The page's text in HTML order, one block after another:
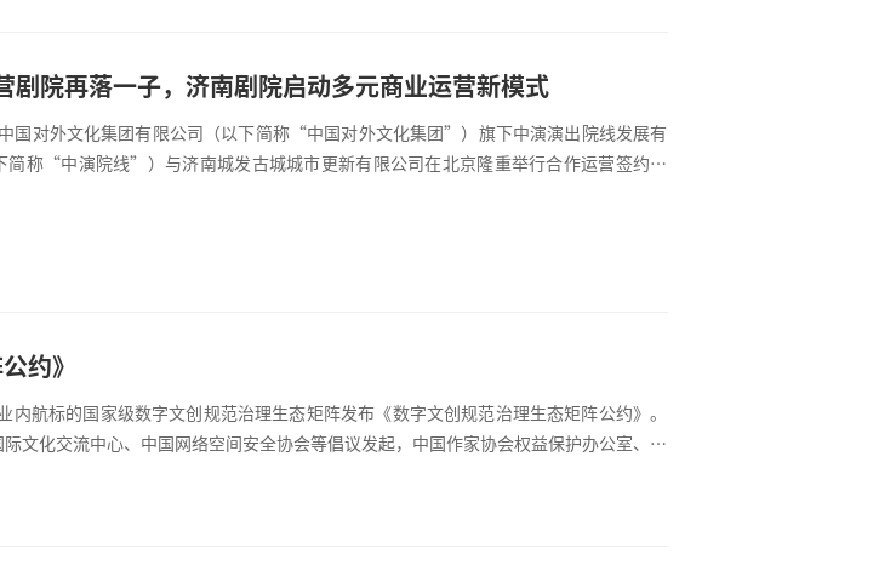
剧院再落一子，济南剧院启动多元商业运营新模式
国对外文化集团有限公司（以下简称“中国对外文化集团”）旗下中演演出院线发展有
简称“中演院线”）与济南城发古城城市更新有限公司在北京隆重举行合作运营签约仪
营打造济南剧院，以创新赋能城市文化艺术，推动济南文化产业高质量发展。合作双方
席活动，共同见证这一重要时刻。 此次合作，是中演院线直营剧院网络在华东地区的
约》
航标的国家级数字文创规范治理生态矩阵发布《数字文创规范治理生态矩阵公约》。
文化交流中心、中国网络空间安全协会等倡议发起，中国作家协会权益保护办公室、中
电子技术标准化研究院、中国工业互联网研究院、中国科学院虚拟经